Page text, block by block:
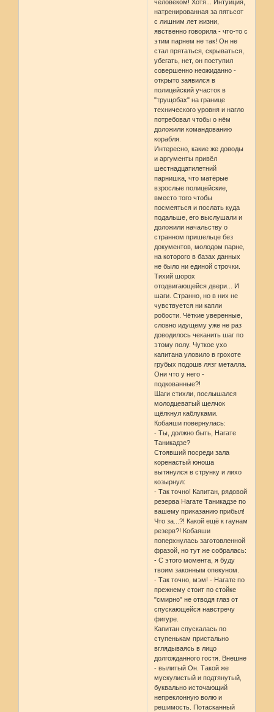
человеком! Хотя... Интуиция,
натренированная за пятьсот
с лишним лет жизни,
явственно говорила - что-то с
этим парнем не так! Он не
стал прятаться, скрываться,
убегать, нет, он поступил
совершенно неожиданно -
открыто заявился в
полицейский участок в
"трущобах" на границе
технического уровня и нагло
потребовал чтобы о нём
доложили командованию
корабля.
Интересно, какие же доводы
и аргументы привёл
шестнадцатилетний
парнишка, что матёрые
взрослые полицейские,
вместо того чтобы
посмеяться и послать куда
подальше, его выслушали и
доложили начальству о
странном пришельце без
документов, молодом парне,
на которого в базах данных
не было ни единой строчки.
Тихий шорох
отодвигающейся двери... И
шаги. Странно, но в них не
чувствуется ни капли
робости. Чёткие уверенные,
словно идущему уже не раз
доводилось чеканить шаг по
этому полу. Чуткое ухо
капитана уловило в грохоте
грубых подошв лязг металла.
Они что у него -
подкованные?!
Шаги стихли, послышался
молодцеватый щелчок
щёлкнул каблуками.
Кобаяши повернулась:
- Ты, должно быть, Нагате
Таникадзе?
Стоявший посреди зала
коренастый юноша
вытянулся в струнку и лихо
козырнул:
- Так точно! Капитан, рядовой
резерва Нагате Таникадзе по
вашему приказанию прибыл!
Что за...?! Какой ещё к гаунам
резерв?! Кобаяши
поперхнулась заготовленной
фразой, но тут же собралась:
- С этого момента, я буду
твоим законным опекуном.
- Так точно, мэм! - Нагате по
прежнему стоит по стойке
"смирно" не отводя глаз от
спускающейся навстречу
фигуре.
Капитан спускалась по
ступенькам пристально
вглядываясь в лицо
долгожданного гостя. Внешне
- вылитый Он. Такой же
мускулистый и подтянутый,
буквально источающий
непреклонную волю и
решимость. Потасканный